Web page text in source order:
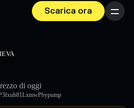
Scarica ora Menu
di oggi